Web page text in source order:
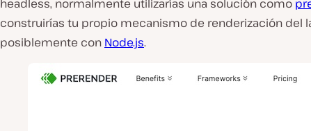
headless, normalmente utilizarías una solución como
construirías tu propio mecanismo de renderización del
posiblemente con Node.js.